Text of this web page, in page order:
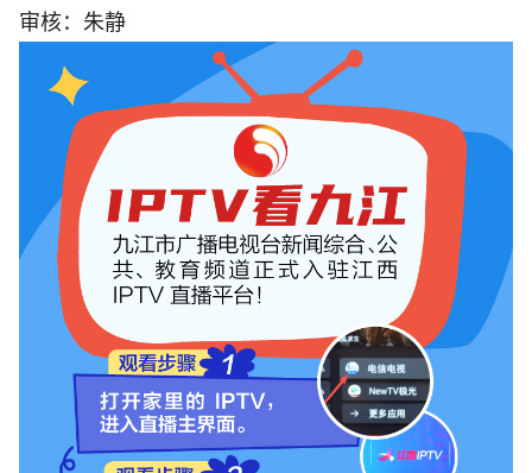
审核：朱静